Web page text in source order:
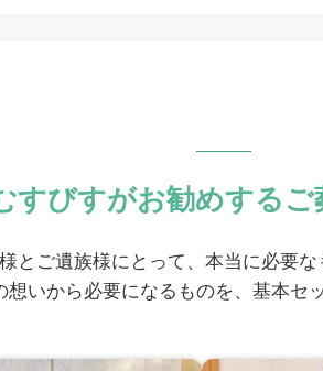
で、ご不安やご不満に思われた点は
すびすがお勧めするご
とご遺族様にとって、本当に必要な
いから必要になるものを、基本セ